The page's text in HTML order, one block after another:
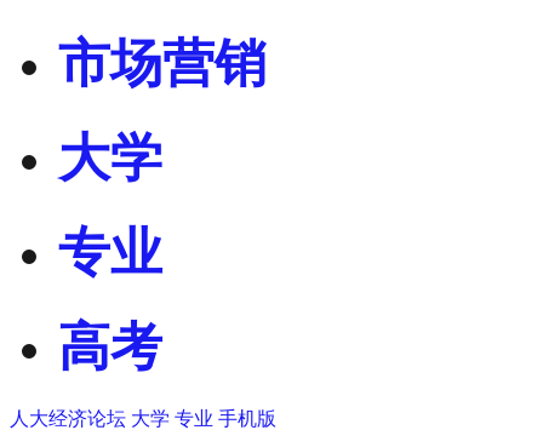
市场营销
大学
专业
高考
人大经济论坛 大学 专业 手机版